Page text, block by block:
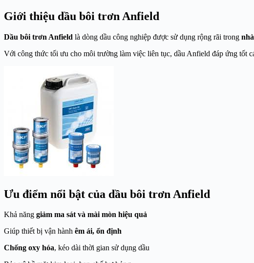
Giới thiệu dầu bôi trơn Anfield
Dầu bôi trơn Anfield là dòng dầu công nghiệp được sử dụng rộng rãi trong
Với công thức tối ưu cho môi trường làm việc liên tục, dầu Anfield đáp ứng tốt
Ưu điểm nổi bật của dầu bôi trơn Anfield
Khả năng giảm ma sát và mài mòn hiệu quả
Giúp thiết bị vận hành êm ái, ổn định
Chống oxy hóa, kéo dài thời gian sử dụng dầu